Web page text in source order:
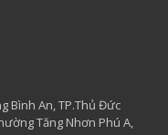
Bình An, TP.Thủ Đức
Tăng Nhơn Phú A,